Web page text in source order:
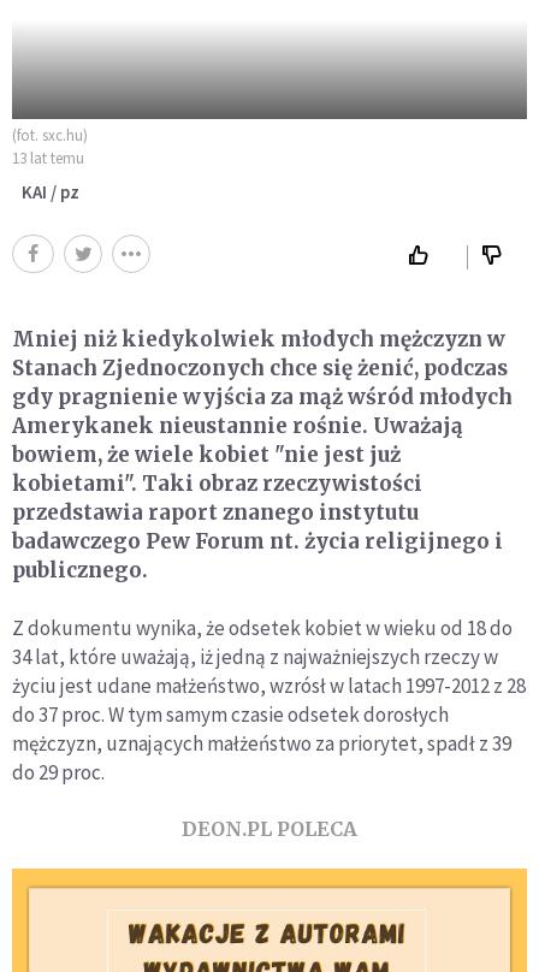
(fot. sxc.hu)
13 lat temu
KAI / pz
Mniej niż kiedykolwiek młodych mężczyzn w
Stanach Zjednoczonych chce się żenić, podczas
gdy pragnienie wyjścia za mąż wśród młodych
Amerykanek nieustannie rośnie. Uważają
bowiem, że wiele kobiet "nie jest już
kobietami". Taki obraz rzeczywistości
przedstawia raport znanego instytutu
badawczego Pew Forum nt. życia religijnego i
publicznego.
Z dokumentu wynika, że odsetek kobiet w wieku od 18 do
34 lat, które uważają, iż jedną z najważniejszych rzeczy w
życiu jest udane małżeństwo, wzrósł w latach 1997-2012 z 28
do 37 proc. W tym samym czasie odsetek dorosłych
mężczyzn, uznających małżeństwo za priorytet, spadł z 39
do 29 proc.
DEON.PL POLECA